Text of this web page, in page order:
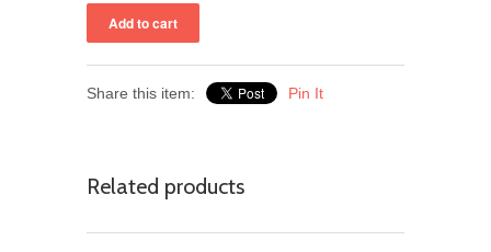
Share this item: Pin It
Related products